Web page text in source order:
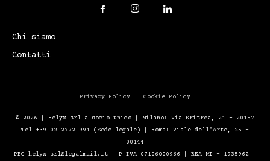
Chi siamo
Contatti
Privacy Policy Cookie Policy
© 2026 | Helyx srl a socio unico | Milano: Via Eritrea, 21 – 20157
Tel +39 02 2772 991 (Sede legale) | Roma: Viale dell'Arte, 25 -
00144
PEC helyx.srl@legalmail.it | P.IVA 07106000966 | REA MI - 1935962 |